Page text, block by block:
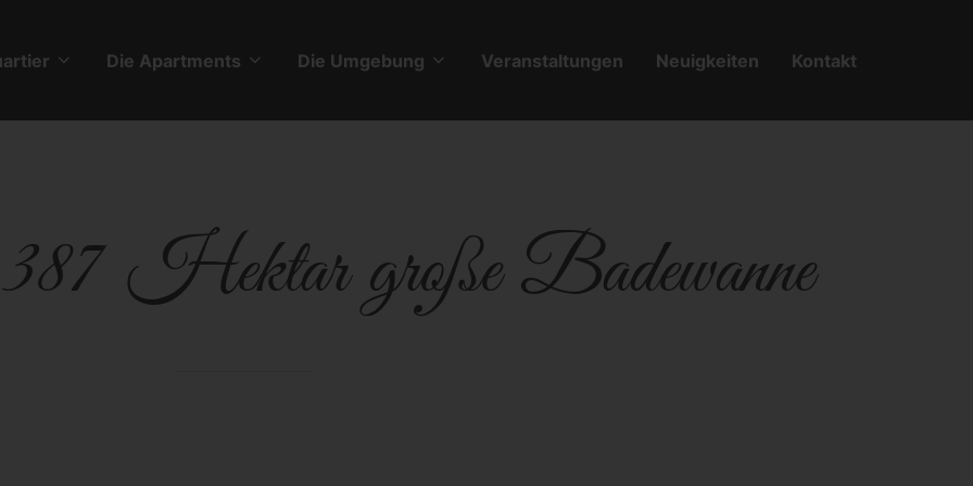
Die Apartments Die Umgebung Veranstaltungen Neuigkeiten Kontakt
387 Hektar große Badewanne